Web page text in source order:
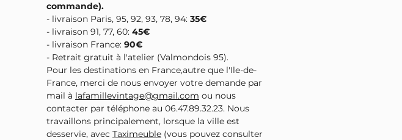
commande).
- livraison Paris, 95, 92, 93, 78, 94: 35€
- livraison 91, 77, 60: 45€
- livraison France: 90€
- Retrait gratuit à l'atelier (Valmondois 95).
Pour les destinations en France,autre que l'Ile-de-
France, merci de nous envoyer votre demande par
mail à lafamillevintage@gmail.com ou nous
contacter par téléphone au 06.47.89.32.23. Nous
travaillons principalement, lorsque la ville est
desservie, avec Taximeuble (vous pouvez consulter